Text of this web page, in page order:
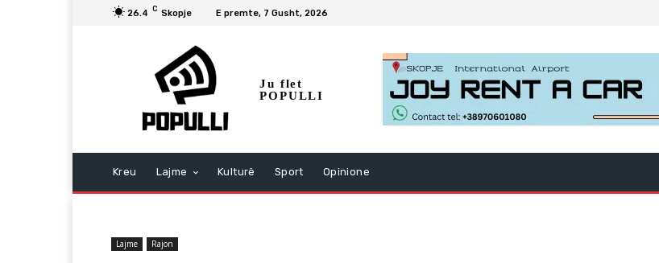
26.4 C Skopje E premte, 7 Gusht, 2026
Ju flet
POPULLI
Kreu Lajme Kulturë Sport Opinione
Lajme Rajon